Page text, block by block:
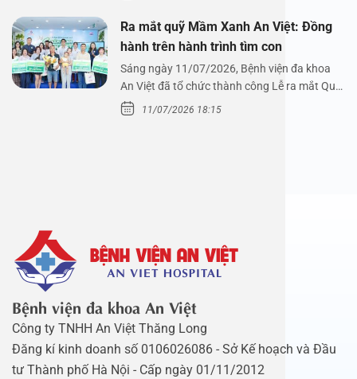
Ra mắt quỹ Mầm Xanh An Việt: Đồng
hành trên hành trình tìm con
Sáng ngày 11/07/2026, Bệnh viện đa khoa
An Việt đã tổ chức thành công Lễ ra mắt Quỹ
Mầm Xanh…
11/07/2026 18:15
Bệnh viện đa khoa An Việt
Công ty TNHH An Việt Thăng Long
Đăng kí kinh doanh số 0106026086 - Sở Kế hoạch và Đầu
tư Thành phố Hà Nội - Cấp ngày 01/11/2012